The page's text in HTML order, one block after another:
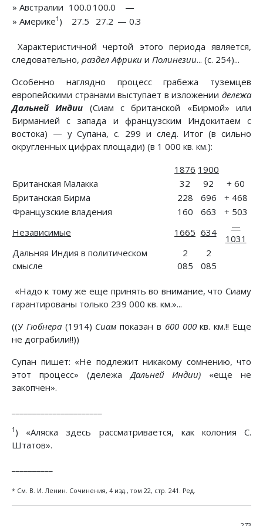
» Австралии 100.0 100.0
—
» Америке1) 27.5 27.2 — 0.3
Характеристичной чертой этого периода является,
следовательно, раздел Африки и Полинезии... (с. 254)...
Особенно наглядно процесс грабежа туземцев
европейскими странами выступает в изложении дележа
Дальней Индии (Сиам с британской «Бирмой» или
Бирманией с запада и французским Индокитаем с
востока) — у Супана, с. 299 и след. Итог (в сильно
округленных цифрах площади) (в 1 000 кв. км.):
1876 1900
Британская Малакка
32 92
+ 60
Британская Бирма
228 696
+ 468
Французские владения
160 663
+ 503
Независимые
1665 634
—
1031
Дальняя Индия в политическом
смысле
2
085
2
085
«Надо к тому же еще принять во внимание, что Сиаму
гарантированы только 239 000 кв. км.»...
((У Гюбнера(1914) Сиам показан в 600 000кв. км.!! Еще
не дограбили!!))
Супан пишет: «Не подлежит никакому сомнению, что
этот процесс» (дележа Дальней Индии) «еще не
закопчен».
1) «Аляска здесь рассматривается, как колония С.
Штатов».
* См. В. И. Ленин. Сочинения, 4 изд., том 22, стр. 241. Ред.